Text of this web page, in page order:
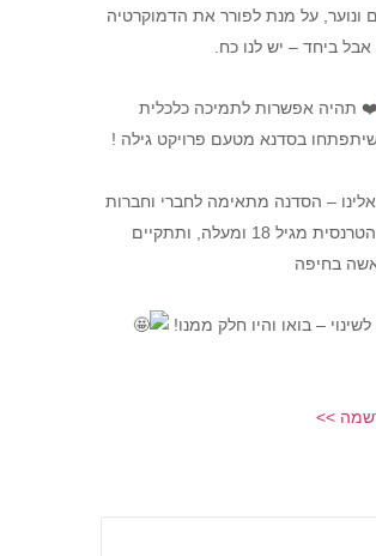
ונוער, על מנת לפורר את הדמוקרטיה
ביחד – יש לנו כח.
תהיה אפשרות לתמיכה כלכלית
שיתפתחו בסדנא מטעם פרויקט גילה !
– הסדנה מתאימה לחברי וחברות
הקהילה הטרנסית מגיל 18 ומעלה, ותתקיים
בחיפה
– בואו והיו חלק ממנו!
>>